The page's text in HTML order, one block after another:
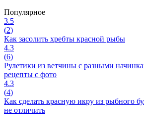
Популярное
3.5
(2)
Как засолить хребты красной рыбы
4.3
(6)
Рулетики из ветчины с разными
рецепты с фото
4.3
(4)
Как сделать красную икру из рыбного
не отличить